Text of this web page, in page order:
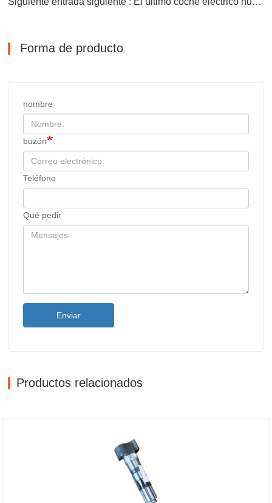
Forma de producto
nombre
buzón
Teléfono
Qué pedir
Enviar
Productos relacionados